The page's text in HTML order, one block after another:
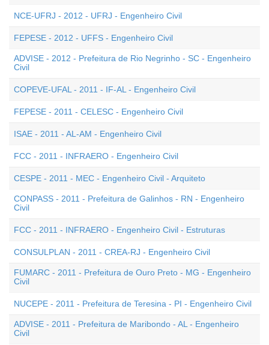
NCE-UFRJ - 2012 - UFRJ - Engenheiro Civil
FEPESE - 2012 - UFFS - Engenheiro Civil
ADVISE - 2012 - Prefeitura de Rio Negrinho - SC - Engenheiro
Civil
COPEVE-UFAL - 2011 - IF-AL - Engenheiro Civil
FEPESE - 2011 - CELESC - Engenheiro Civil
ISAE - 2011 - AL-AM - Engenheiro Civil
FCC - 2011 - INFRAERO - Engenheiro Civil
CESPE - 2011 - MEC - Engenheiro Civil - Arquiteto
CONPASS - 2011 - Prefeitura de Galinhos - RN - Engenheiro
Civil
FCC - 2011 - INFRAERO - Engenheiro Civil - Estruturas
CONSULPLAN - 2011 - CREA-RJ - Engenheiro Civil
FUMARC - 2011 - Prefeitura de Ouro Preto - MG - Engenheiro
Civil
NUCEPE - 2011 - Prefeitura de Teresina - PI - Engenheiro Civil
ADVISE - 2011 - Prefeitura de Maribondo - AL - Engenheiro
Civil